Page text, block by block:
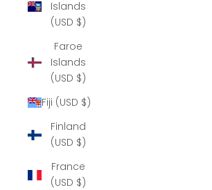
Islands
(USD $)
Faroe
Islands
(USD $)
Fiji (USD $)
Finland
(USD $)
France
(USD $)